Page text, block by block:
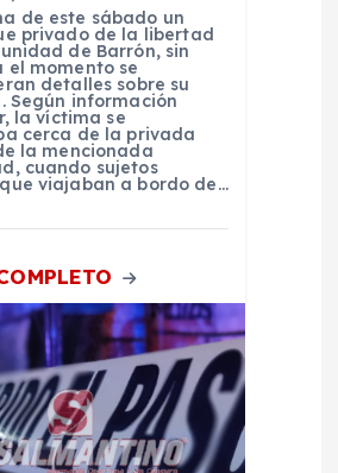
de este sábado un
privado de la libertad
de Barrón, sin
el momento se
detalles sobre su
Según información
la víctima se
cerca de la privada
la mencionada
cuando sujetos
viajaban a bordo de…